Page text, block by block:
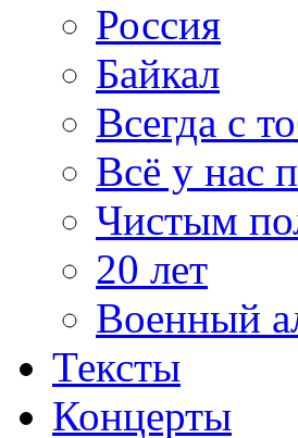
Россия
Байкал
Всегда с
Всё у нас
Чистым
20 лет
Военный
Тексты
Концерты